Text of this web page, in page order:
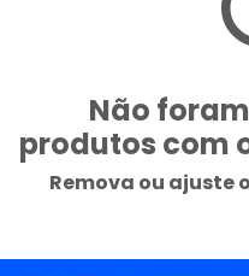
Não
produtos com
Remova ou ajuste